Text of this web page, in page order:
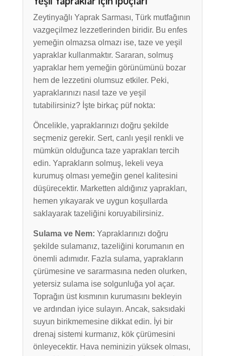
Zeytinyağlı Yaprak Sarması, Türk mutfağının
vazgeçilmez lezzetlerinden biridir. Bu enfes
yemeğin olmazsa olmazı ise, taze ve yeşil
yapraklar kullanmaktır. Sararan, solmuş
yapraklar hem yemeğin görünümünü bozar
hem de lezzetini olumsuz etkiler. Peki,
yapraklarınızı nasıl taze ve yeşil
tutabilirsiniz? İşte birkaç püf nokta:
Öncelikle, yapraklarınızı doğru şekilde
seçmeniz gerekir. Sert, canlı yeşil renkli ve
mümkün olduğunca taze yaprakları tercih
edin. Yaprakların solmuş, lekeli veya
kurumuş olması yemeğin genel kalitesini
düşürecektir. Marketten aldığınız yaprakları,
hemen yıkayarak ve uygun koşullarda
saklayarak tazeliğini koruyabilirsiniz.
Sulama ve Nem: Yapraklarınızı doğru
şekilde sulamanız, tazeliğini korumanın en
önemli adımıdır. Fazla sulama, yaprakların
çürümesine ve sararmasına neden olurken,
yetersiz sulama ise solgunluğa yol açar.
Toprağın üst kısmının kurumasını bekleyin
ve ardından iyice sulayın. Ancak, saksıdaki
suyun birikmemesine dikkat edin. İyi bir
drenaj sistemi kurmanız, kök çürümesini
önleyecektir. Hava neminizin yüksek olması,